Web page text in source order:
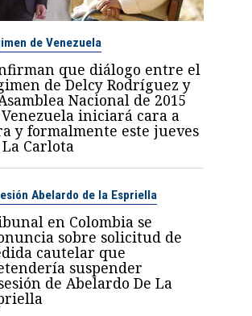
de Venezuela
que diálogo entre el
de Delcy Rodríguez y
Nacional de 2015
iniciará cara a
y formalmente este jueves
Carlota
Abelardo de la Espriella
en Colombia se
sobre solicitud de
cautelar que
suspender
de Abelardo De La